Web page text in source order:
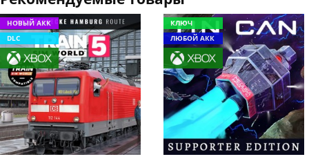
НОВЫЙ АКК
DLC
КЛЮЧ
ЛЮБОЙ АКК